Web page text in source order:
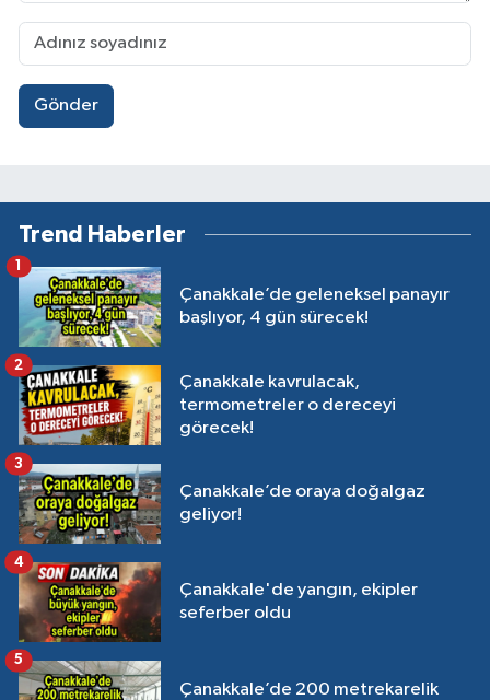
Gönder
Trend Haberler
Çanakkale’de geleneksel panayır
başlıyor, 4 gün sürecek!
1
Çanakkale kavrulacak,
termometreler o dereceyi
görecek!
2
Çanakkale’de oraya doğalgaz
geliyor!
3
Çanakkale'de yangın, ekipler
seferber oldu
4
Çanakkale’de 200 metrekarelik
5